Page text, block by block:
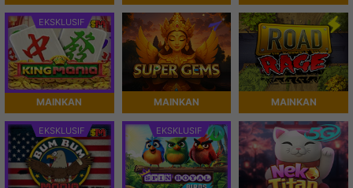
EKSKLUSIF
MAINKAN MAINKAN MAINKAN
EKSKLUSIF EKSKLUSIF